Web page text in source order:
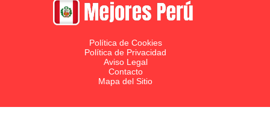
Política de Cookies
Política de Privacidad
Aviso Legal
Contacto
Mapa del Sitio